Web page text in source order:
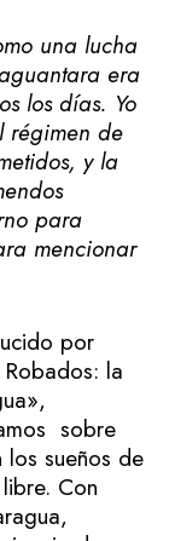
una lucha
era
los días. Yo
régimen de
y la
para
mencionar
por
la
sobre
sueños de
Con